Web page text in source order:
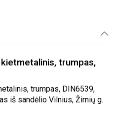
trumpas,
trumpas, DIN6539,
iš sandėlio Vilnius, Žirnių g.